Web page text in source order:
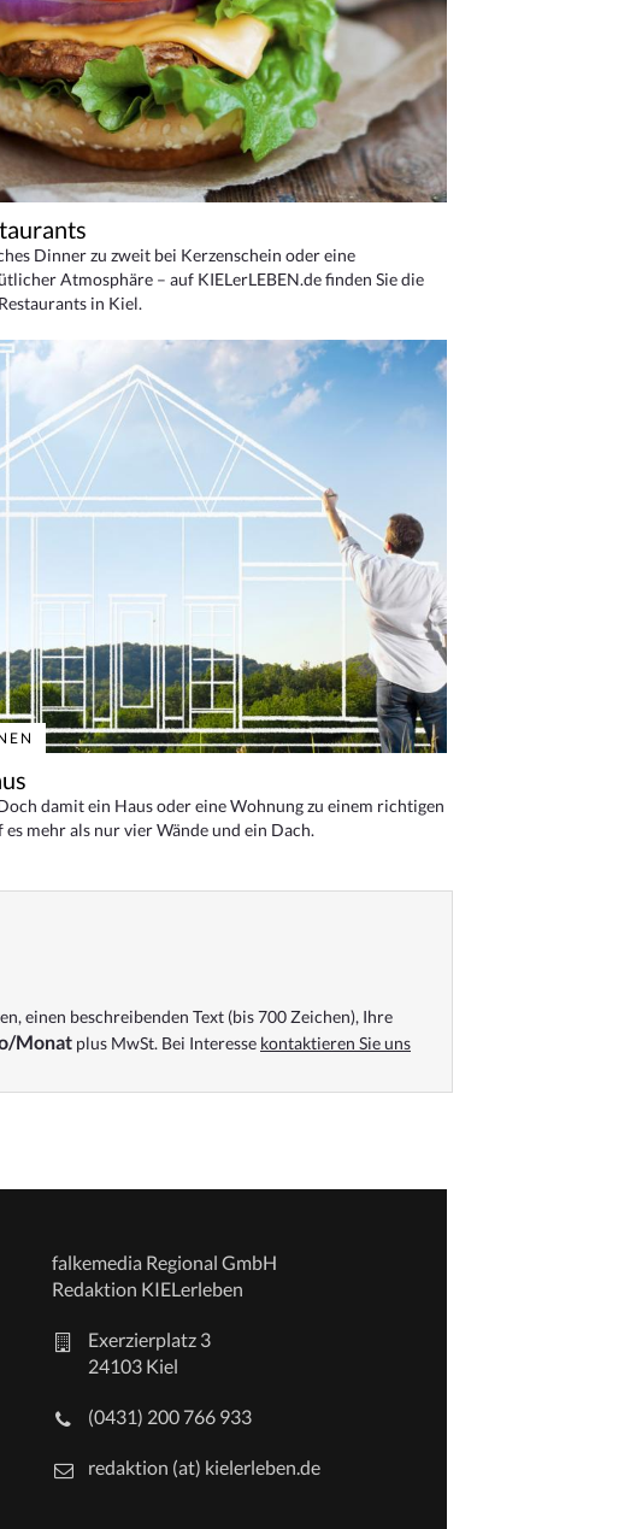
Dinner zu zweit bei Kerzenschein oder eine
Atmosphäre – auf KIELerLEBEN.de finden Sie die
in Kiel.
damit ein Haus oder eine Wohnung zu einem richtigen
mehr als nur vier Wände und ein Dach.
einen beschreibenden Text (bis 700 Zeichen), Ihre
Monat plus MwSt. Bei Interesse kontaktieren Sie uns
falkemedia Regional GmbH
Redaktion KIELerleben
Exerzierplatz 3
24103 Kiel
(0431) 200 766 933
redaktion (at) kielerleben.de